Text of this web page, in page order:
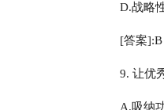
D.战略
[答案]:B
9. 让优
A.吸纳